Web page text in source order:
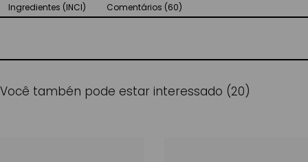
Ingredientes (INCI)
Comentários (60)
Você tambén pode estar interessado (20)